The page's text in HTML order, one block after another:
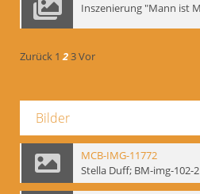
Zurück 1 23Vor
Bilder
MCB-IMG-11772
Stella Duff; BM-img-102-2